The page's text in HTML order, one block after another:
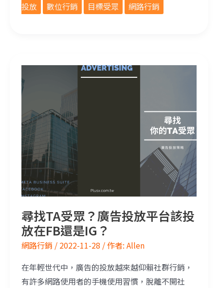
投放
數位行銷 目標受眾 網路行銷
尋找TA受眾？廣告投放平台該投
放在FB還是IG？
網路行銷 / 2022-11-28 / 作者: Allen
在年輕世代中，廣告的投放越來越仰賴社群行銷，
有許多網路使用者的手機使用習慣，脫離不開社
尋找TA受眾？廣告投放平台該投放在FB還是IG？